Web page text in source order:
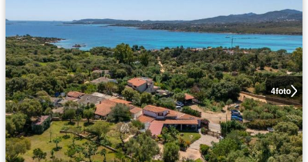
4foto